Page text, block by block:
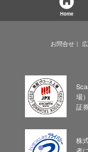
Home
お問合せ
場
証
株